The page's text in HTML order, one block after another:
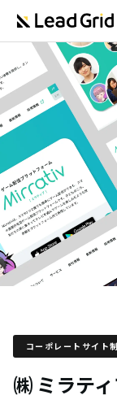
コーポレートサイト
㈱ ミラテ